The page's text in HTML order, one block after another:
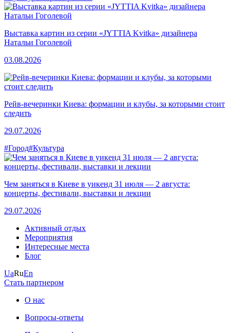
Выставка картин из серии «JYTTIA Kvitka» дизайнера
Натальи Гоголевой
03.08.2026
Рейв-вечеринки Киева: формации и клубы, за которыми стоит
следить
29.07.2026
#Город#Культура
Чем заняться в Киеве в уикенд 31 июля — 2 августа:
концерты, фестивали, выставки и лекции
29.07.2026
Активный отдых
Мероприятия
Интересные места
Блог
UaRuEn
Стать партнером
О нас
Вопросы-ответы